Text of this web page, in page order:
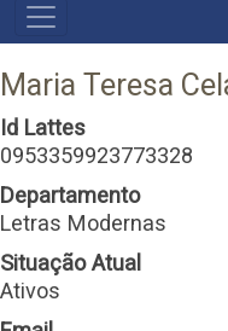
NAVEGADOR
PRINCIPAL
Maria Teresa
Id Lattes
0953359923773328
Departamento
Letras Modernas
Situação Atual
Ativos